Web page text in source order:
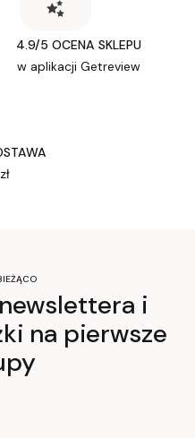
4.9/5 OCENA SKLEPU
w aplikacji Getreview
i
na pierwsze